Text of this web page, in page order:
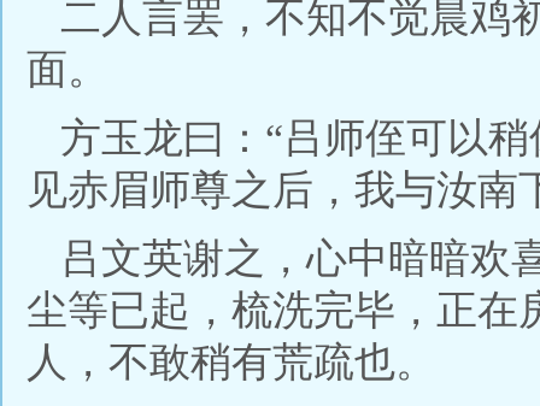
二人言罢，不知不觉晨鸡
面。
方玉龙曰：“吕师侄可以
见赤眉师尊之后，我与汝南
吕文英谢之，心中暗暗欢
尘等已起，梳洗完毕，正在
人，不敢稍有荒疏也。